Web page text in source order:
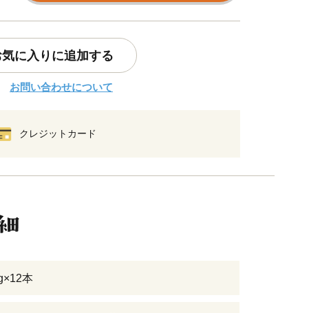
気に入りに追加する
お問い合わせについて
クレジットカード
本